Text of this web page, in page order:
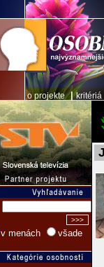
o projekte|kritériá
v menách všade